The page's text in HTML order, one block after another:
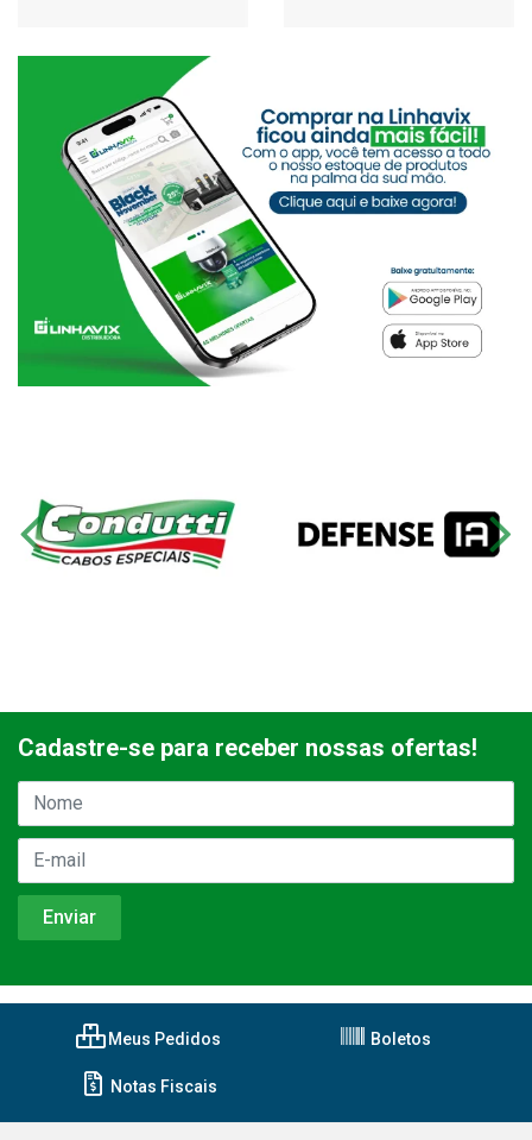
Cadastre-se para receber nossas ofertas!
Meus Pedidos Boletos
Notas Fiscais